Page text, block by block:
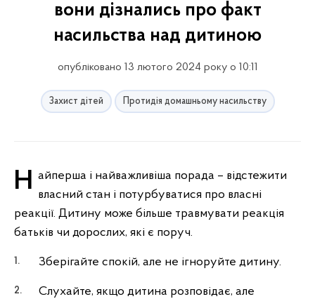
вони дізнались про факт
насильства над дитиною
опубліковано 13 лютого 2024 року о 10:11
Захист дітей Протидія домашньому насильству
Найперша і найважливіша порада – відстежити власний стан і потурбуватися про власні
реакції. Дитину може більше травмувати реакція
батьків чи дорослих, які є поруч.
Зберігайте спокій, але не ігноруйте дитину.
Слухайте, якщо дитина розповідає, але